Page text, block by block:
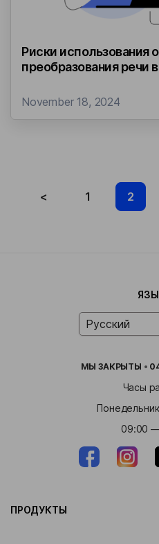
Риски использования
преобразования речи
November 18, 2024
< 1 2
МЫЗАКРЫТЫ •
Часы
09:00
ПРОДУКТЫ